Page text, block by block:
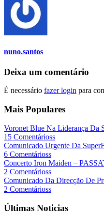
nuno.santos
Deixa um comentário
É necessário fazer login para
Mais Populares
Voronet Blue Na Liderança Da
15 Comentárioss
Comunicado Urgente Da
6 Comentárioss
Concerto Iron Maiden –
2 Comentárioss
Comunicado Da Direcção De
2 Comentárioss
Últimas Noticias